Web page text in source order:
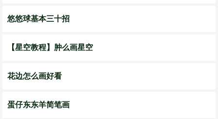
悠悠球基本三十招
【星空教程】肿么画星空
花边怎么画好看
蛋仔东东羊简笔画